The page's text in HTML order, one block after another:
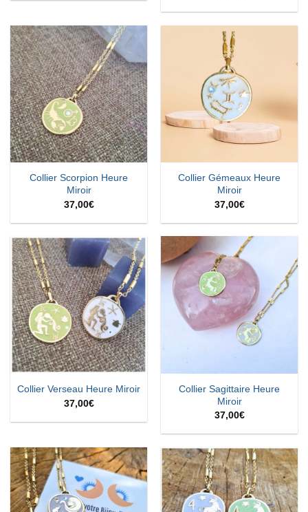
Collier Scorpion Heure
Miroir
37,00€
Collier Gémeaux Heure
Miroir
37,00€
Collier Verseau Heure Miroir
37,00€
Collier Sagittaire Heure
Miroir
37,00€